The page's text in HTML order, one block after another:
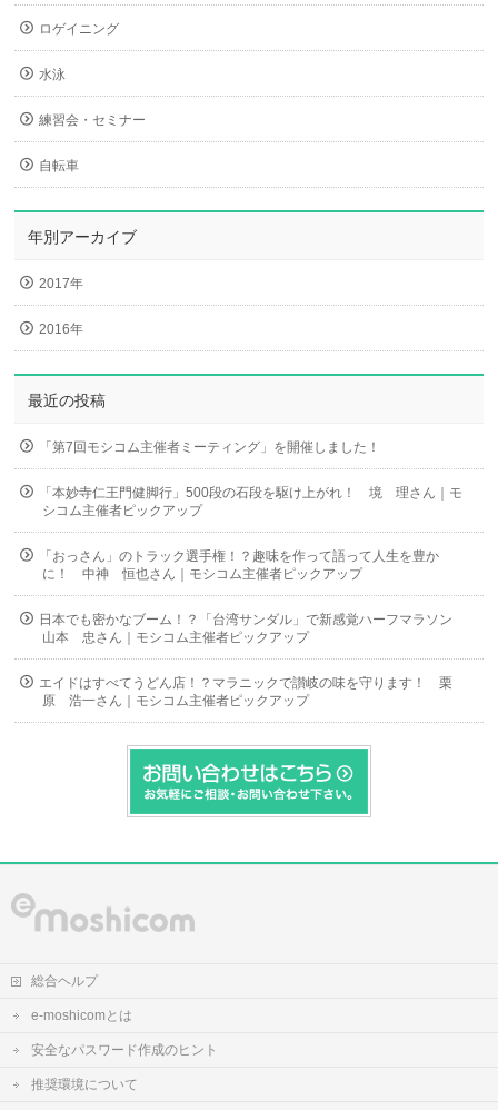
ロゲイニング
水泳
練習会・セミナー
自転車
年別アーカイブ
2017年
2016年
最近の投稿
「第7回モシコム主催者ミーティング」を開催しました！
「本妙寺仁王門健脚行」500段の石段を駆け上がれ！ 境 理さん｜モ
シコム主催者ピックアップ
「おっさん」のトラック選手権！？趣味を作って語って人生を豊か
に！ 中神 恒也さん｜モシコム主催者ピックアップ
日本でも密かなブーム！？「台湾サンダル」で新感覚ハーフマラソン
山本 忠さん｜モシコム主催者ピックアップ
エイドはすべてうどん店！？マラニックで讃岐の味を守ります！ 栗
原 浩一さん｜モシコム主催者ピックアップ
総合ヘルプ
e-moshicomとは
安全なパスワード作成のヒント
推奨環境について